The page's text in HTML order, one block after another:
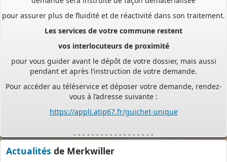
pour assurer plus de fluidité et de réactivité dans son traitement.
Les services de votre commune restent
vos interlocuteurs de proximité
pour vous guider avant le dépôt de votre dossier, mais aussi
pendant et après l’instruction de votre demande.
Pour accéder au téléservice et déposer votre demande, rendez-
vous à l’adresse suivante :
https://appli.atip67.fr/guichet-unique
Assistant(e)s maternel(le)s
Actualités de Merkwiller